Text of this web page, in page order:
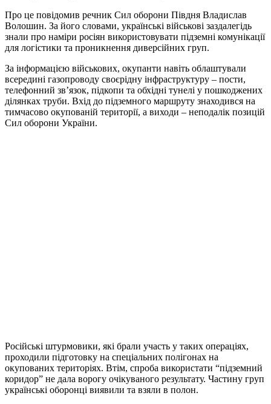
Про це повідомив речник Сил оборони Півдня Владислав
Волошин. За його словами, українські військові заздалегідь
знали про наміри росіян використовувати підземні комунікації
для логістики та проникнення диверсійних груп.
За інформацією військових, окупанти навіть облаштували
всередині газопроводу своєрідну інфраструктуру – пости,
телефонний зв’язок, підкопи та обхідні тунелі у пошкоджених
ділянках труби. Вхід до підземного маршруту знаходився на
тимчасово окупованій території, а виходи – неподалік позицій
Сил оборони України.
Російські штурмовики, які брали участь у таких операціях,
проходили підготовку на спеціальних полігонах на
окупованих територіях. Втім, спроба використати “підземний
коридор” не дала ворогу очікуваного результату. Частину груп
українські оборонці виявили та взяли в полон.